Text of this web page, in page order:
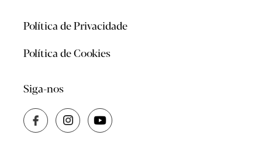
Política de Privacidade
Política de Cookies
Siga-nos